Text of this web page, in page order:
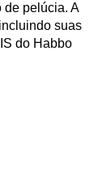
de pelúcia. A
suas
do Habbo